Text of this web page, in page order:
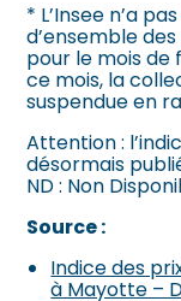
* L’Insee n’a
d’ensemble
pour le mois de
ce mois, la
suspendue en
Attention :
désormais
ND : Non
Source :
Indice des
à Mayotte –